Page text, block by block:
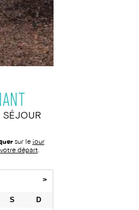
SÉJOUR
sur le jour
départ.
S
D
>